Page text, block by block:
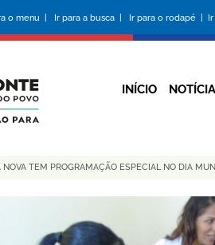
o menu | Ir para a busca | Ir para o rodapé |
INÍCIO
NOVA TEM PROGRAMAÇÃO ESPECIAL NO DIA